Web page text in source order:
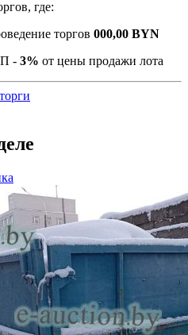
где:
торгов 000,00 BYN
- 3% от цены продажи лота